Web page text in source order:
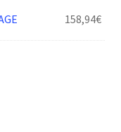
158,94€